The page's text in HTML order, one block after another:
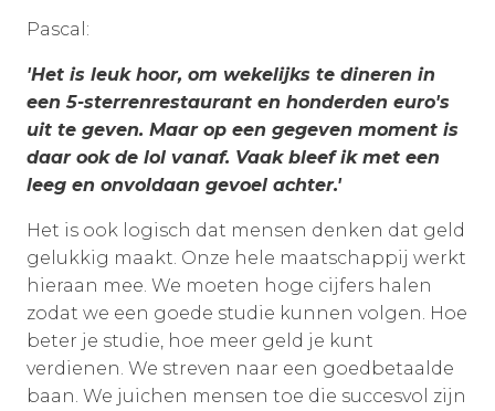
Pascal:
'Het is leuk hoor, om wekelijks te dineren in
een 5-sterrenrestaurant en honderden euro's
uit te geven. Maar op een gegeven moment is
daar ook de lol vanaf. Vaak bleef ik met een
leeg en onvoldaan gevoel achter.'
Het is ook logisch dat mensen denken dat geld
gelukkig maakt. Onze hele maatschappij werkt
hieraan mee. We moeten hoge cijfers halen
zodat we een goede studie kunnen volgen. Hoe
beter je studie, hoe meer geld je kunt
verdienen. We streven naar een goedbetaalde
baan. We juichen mensen toe die succesvol zijn